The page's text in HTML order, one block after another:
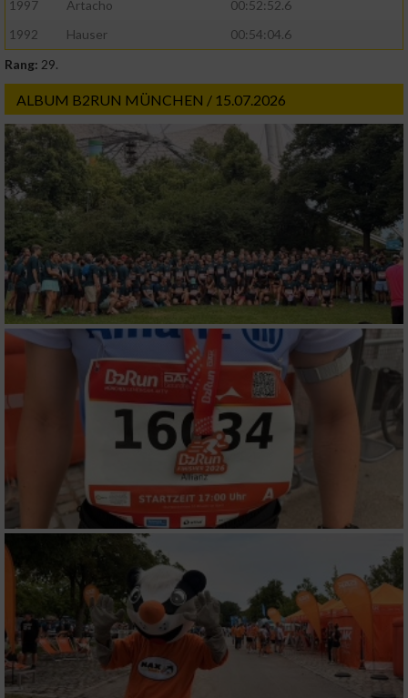
1997 Artacho
00:52:52.6
1992
Hauser
00:54:04.6
Rang: 29.
ALBUM B2RUN MÜNCHEN / 15.07.2026